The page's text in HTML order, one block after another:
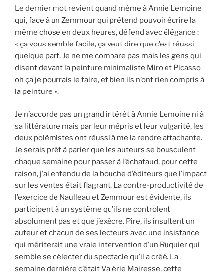
Le dernier mot revient quand même à Annie Lemoine
qui, face à un Zemmour qui prétend pouvoir écrire la
même chose en deux heures, défend avec élégance :
« ça vous semble facile, ça veut dire que c’est réussi
quelque part. Je ne me compare pas mais les gens qui
disent devant la peinture minimaliste Miro et Picasso
oh ça je pourrais le faire, et bien ils n’ont rien compris à
la peinture ».
Je n’accorde pas un grand intérêt à Annie Lemoine ni à
sa littérature mais par leur mépris et leur vulgarité, les
deux polémistes ont réussi à me la rendre attachante.
Je serais prêt à parier que les auteurs se bousculent
chaque semaine pour passer à l’échafaud, pour cette
raison, j’ai entendu de la bouche d’éditeurs que l’impact
sur les ventes était flagrant. La contre-productivité de
l’exercice de Naulleau et Zemmour est évidente, ils
participent à un système qu’ils ne controlent
absolument pas et que j’exècre. Pire, ils insultent un
auteur et chacun de ses lecteurs avec une insistance
qui mériterait une vraie intervention d’un Ruquier qui
semble se délecter du spectacle qu’il a créé. La
semaine dernière c’était Valérie Mairesse, cette